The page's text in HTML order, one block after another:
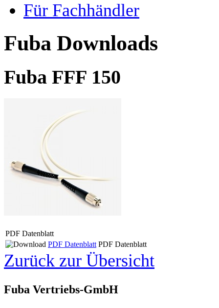
Für Fachhändler
Fuba Downloads
Fuba FFF 150
PDF Datenblatt
PDF Datenblatt PDF Datenblatt
Zurück zur Übersicht
Fuba Vertriebs-GmbH